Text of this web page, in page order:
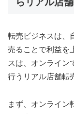
転売ビジネスは、
売ることで利益を
スは、オンライン
行うリアル店舗転
まず、オンライン